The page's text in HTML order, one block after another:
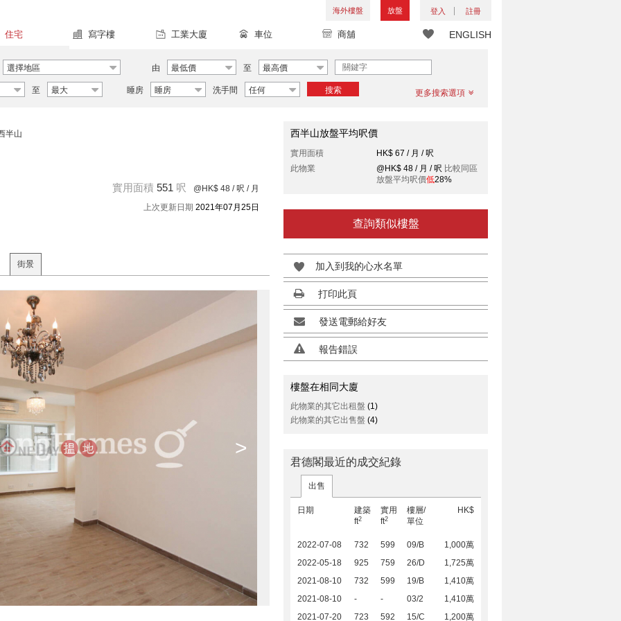
海外樓盤 放盤 登入 註冊
ENGLISH
住宅 寫字樓 工業大廈 車位 商舖
選擇地區 由 最低價 至 最高價
至 最大 睡房 睡房 洗手間 任何 搜索 更多搜索選項
半山
實用面積 551 呎 @HK$ 48 / 呎 / 月
上次更新日期 2021年07月25日
街景
>
西半山放盤平均呎價
實用面積
HK$ 67 / 月 / 呎
此物業
@HK$ 48 / 月 / 呎 比較同區
放盤平均呎價低28%
查詢類似樓盤
加入到我的心水名單
打印此頁
發送電郵給好友
報告錯誤
樓盤在相同大廈
此物業的其它出租盤 (1)
此物業的其它出售盤 (4)
君德閣最近的成交紀錄
出售
日期
建築
ft2
實用
ft2
樓層/
單位
HK$
2022-07-08 732 599 09/B
1,000萬
2022-05-18
925 759 26/D
1,725萬
2021-08-10
732 599 19/B
1,410萬
2021-08-10
- - 03/2
1,410萬
2021-07-20
723 592 15/C 1,200萬